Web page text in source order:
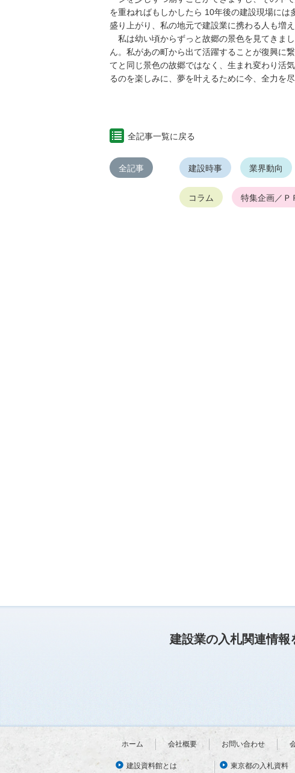
を重ねればもしかしたら 10年後の建設現場に
盛り上がり、私の地元で建設業に携わる人も増
私は幼い頃からずっと故郷の景色を見てきま
ん。私があの町から出て活躍することが復興に
てと同じ景色の故郷ではなく、生まれ変わり活
るのを楽しみに、夢を叶えるために今、全力を尽
全記事一覧に戻る
全記事 建設時事 業界動向
コラム 特集企画／Ｐ
建設業の入札関連情報
ホーム 会社概要 お問い合わせ
建設資料館とは 東京都の入札資料